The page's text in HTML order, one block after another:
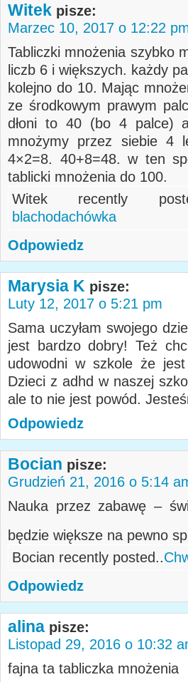
Witek pisze:
Marzec 10, 2017 o 12:22
Tabliczki mnożenia szybko
liczb 6 i większych. każdy
kolejno do 10. Mając
ze środkowym prawym
dłoni to 40 (bo 4 palce)
mnożymy przez siebie 4
4×2=8. 40+8=48. w ten
tablicki mnożenia do 100.
Witek recently
blachodachówka
Odpowiedz
Marysia K pisze:
Luty 12, 2017 o 5:21 pm
Sama uczyłam swojego
jest bardzo dobry! Też
udowodni w szkole że
Dzieci z adhd w naszej
ale to nie jest powód.
Odpowiedz
Bocian pisze:
Grudzień 21, 2016 o 5:14
Nauka przez zabawę –
będzie większe na pewno
Bocian recently posted..
Odpowiedz
alina pisze:
Listopad 29, 2016 o 10:32
fajna ta tabliczka mnożenia